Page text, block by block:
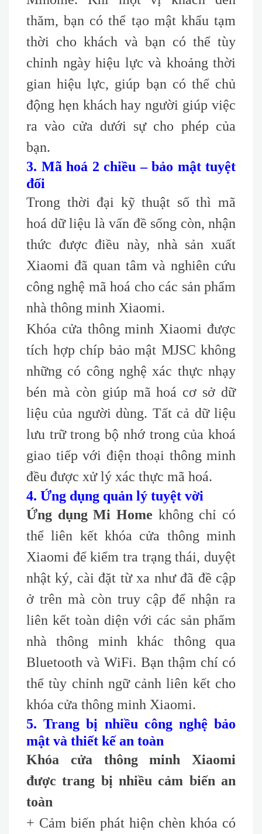
thăm, bạn có thể tạo mật khẩu tạm
thời cho khách và bạn có thể tùy
chỉnh ngày hiệu lực và khoảng thời
gian hiệu lực, giúp bạn có thể chủ
động hẹn khách hay người giúp việc
ra vào cửa dưới sự cho phép của
bạn.
3. Mã hoá 2 chiều – bảo mật tuyệt
đối
Trong thời đại kỹ thuật số thì mã
hoá dữ liệu là vấn đề sống còn, nhận
thức được điều này, nhà sản xuất
Xiaomi đã quan tâm và nghiên cứu
công nghệ mã hoá cho các sản phẩm
nhà thông minh Xiaomi.
Khóa cửa thông minh Xiaomi được
tích hợp chíp bảo mật MJSC không
những có công nghệ xác thực nhạy
bén mà còn giúp mã hoá cơ sở dữ
liệu của người dùng. Tất cả dữ liệu
lưu trữ trong bộ nhớ trong của khoá
giao tiếp với điện thoại thông minh
đều được xử lý xác thực mã hoá.
4. Ứng dụng quản lý tuyệt vời
Ứng dụng Mi Home không chỉ có
thể liên kết khóa cửa thông minh
Xiaomi để kiểm tra trạng thái, duyệt
nhật ký, cài đặt từ xa như đã đề cập
ở trên mà còn truy cập để nhận ra
liên kết toàn diện với các sản phẩm
nhà thông minh khác thông qua
Bluetooth và WiFi. Bạn thậm chí có
thể tùy chỉnh ngữ cảnh liên kết cho
khóa cửa thông minh Xiaomi.
5. Trang bị nhiều công nghệ bảo
mật và thiết kế an toàn
Khóa cửa thông minh Xiaomi
được trang bị nhiều cảm biến an
toàn
+ Cảm biến phát hiện chèn khóa có